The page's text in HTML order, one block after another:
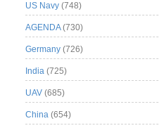
US Navy (748)
AGENDA(730)
Germany (726)
India (725)
UAV (685)
China (654)